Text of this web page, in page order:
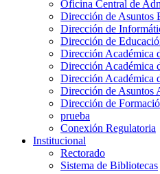
Oficina Central de
Dirección de Asuntos
Dirección de
Dirección de
Dirección Académica
Dirección Académica
Dirección Académica
Dirección de Asuntos
Dirección de
prueba
Conexión Regulatoria
Institucional
Rectorado
Sistema de Bibliotecas